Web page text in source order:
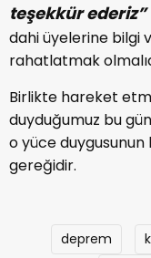
teşekkür ederiz”
dahi üyelerine bilgi
rahatlatmak
Birlikte hareket
duyduğumuz bu
o yüce duygusunun
gereğidir.
deprem